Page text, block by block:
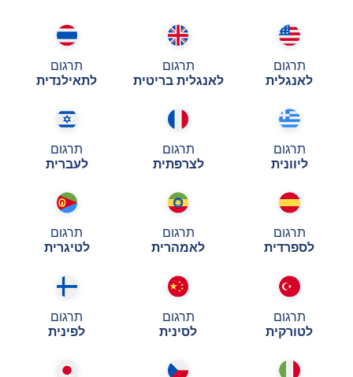
תרגום
לאנגלית
תרגום
לאנגלית בריטית
תרגום
לתאילנדית
תרגום
ליוונית
תרגום
לצרפתית
תרגום
לעברית
תרגום
לספרדית
תרגום
לאמהרית
תרגום
לטיגרית
תרגום
לטורקית
תרגום
לסינית
תרגום
לפינית